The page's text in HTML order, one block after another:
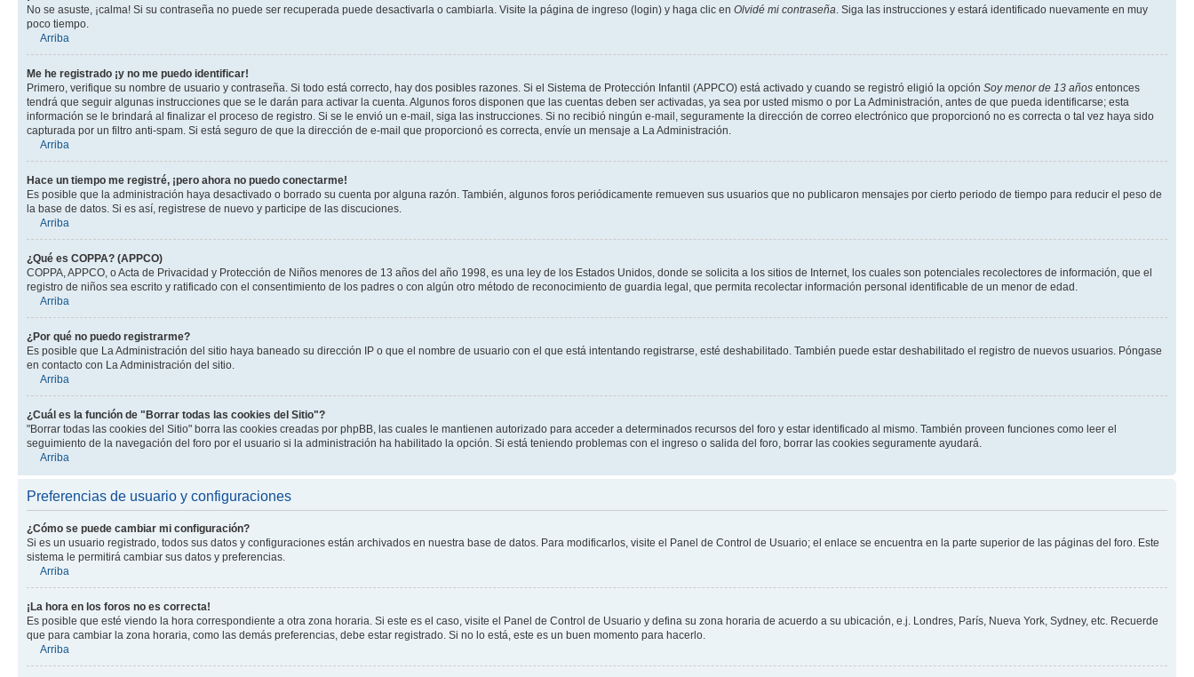
No se asuste, ¡calma! Si su contraseña no puede ser recuperada puede desactivarla o cambiarla. Visite la página de ingreso (login) y haga clic en Olvidé mi contraseña . Siga las instrucciones y estará identificado nuevamente en muy
poco tiempo.
Arriba
Me he registrado ¡y no me puedo identificar!
Primero, verifique su nombre de usuario y contraseña. Si todo está correcto, hay dos posibles razones. Si el Sistema de Protección Infantil (APPCO) está activado y cuando se registró eligió la opción Soy menor de 13 años entonces
tendrá que seguir algunas instrucciones que se le darán para activar la cuenta. Algunos foros disponen que las cuentas deben ser activadas, ya sea por usted mismo o por La Administración, antes de que pueda identificarse; esta
información se le brindará al finalizar el proceso de registro. Si se le envió un e-mail, siga las instrucciones. Si no recibió ningún e-mail, seguramente la dirección de correo electrónico que proporcionó no es correcta o tal vez haya sido
capturada por un filtro anti-spam. Si está seguro de que la dirección de e-mail que proporcionó es correcta, envíe un mensaje a La Administración.
Arriba
Hace un tiempo me registré, ¡pero ahora no puedo conectarme!
Es posible que la administración haya desactivado o borrado su cuenta por alguna razón. También, algunos foros periódicamente remueven sus usuarios que no publicaron mensajes por cierto periodo de tiempo para reducir el peso de
la base de datos. Si es así, registrese de nuevo y participe de las discuciones.
Arriba
¿Qué es COPPA? (APPCO)
COPPA, APPCO, o Acta de Privacidad y Protección de Niños menores de 13 años del año 1998, es una ley de los Estados Unidos, donde se solicita a los sitios de Internet, los cuales son potenciales recolectores de información, que el
registro de niños sea escrito y ratificado con el consentimiento de los padres o con algún otro método de reconocimiento de guardia legal, que permita recolectar información personal identificable de un menor de edad.
Arriba
¿Por qué no puedo registrarme?
Es posible que La Administración del sitio haya baneado su dirección IP o que el nombre de usuario con el que está intentando registrarse, esté deshabilitado. También puede estar deshabilitado el registro de nuevos usuarios. Póngase
en contacto con La Administración del sitio.
Arriba
¿Cuál es la función de "Borrar todas las cookies del Sitio"?
"Borrar todas las cookies del Sitio" borra las cookies creadas por phpBB, las cuales le mantienen autorizado para acceder a determinados recursos del foro y estar identificado al mismo. También proveen funciones como leer el
seguimiento de la navegación del foro por el usuario si la administración ha habilitado la opción. Si está teniendo problemas con el ingreso o salida del foro, borrar las cookies seguramente ayudará.
Arriba
Preferencias de usuario y configuraciones
¿Cómo se puede cambiar mi configuración?
Si es un usuario registrado, todos sus datos y configuraciones están archivados en nuestra base de datos. Para modificarlos, visite el Panel de Control de Usuario; el enlace se encuentra en la parte superior de las páginas del foro. Este
sistema le permitirá cambiar sus datos y preferencias.
Arriba
¡La hora en los foros no es correcta!
Es posible que esté viendo la hora correspondiente a otra zona horaria. Si este es el caso, visite el Panel de Control de Usuario y defina su zona horaria de acuerdo a su ubicación, e.j. Londres, París, Nueva York, Sydney, etc. Recuerde
que para cambiar la zona horaria, como las demás preferencias, debe estar registrado. Si no lo está, este es un buen momento para hacerlo.
Arriba